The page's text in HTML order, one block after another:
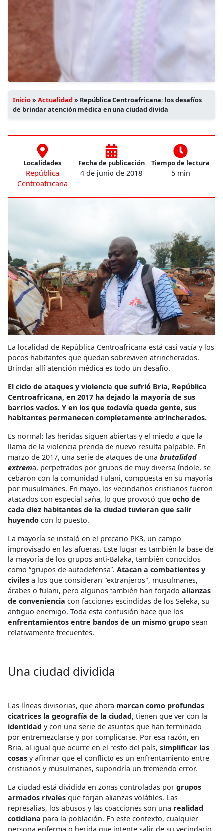
Inicio»Actualidad» República Centroafricana: los desafíos
de brindar atención médica en una ciudad divida
Localidades
República
Centroafricana
Fecha de publicación
4 de junio de 2018
Tiempo de lectura
5 min
La localidad de República Centroafricana está casi vacía y los
pocos habitantes que quedan sobreviven atrincherados.
Brindar allí atención médica es todo un desafío.
El ciclo de ataques y violencia que sufrió Bria, República
Centroafricana, en 2017 ha dejado la mayoría de sus
barrios vacíos. Y en los que todavía queda gente, sus
habitantes permanecen completamente atrincherados.
Es normal: las heridas siguen abiertas y el miedo a que la
llama de la violencia prenda de nuevo resulta palpable. En
marzo de 2017, una serie de ataques de una brutalidad
extrema, perpetrados por grupos de muy diversa índole, se
cebaron con la comunidad Fulani, compuesta en su mayoría
por musulmanes. En mayo, los vecindarios cristianos fueron
atacados con especial saña, lo que provocó que ocho de
cada diez habitantes de la ciudad tuvieran que salir
huyendo con lo puesto.
La mayoría se instaló en el precario PK3, un campo
improvisado en las afueras. Este lugar es también la base de
la mayoría de los grupos anti-Balaka, también conocidos
como “grupos de autodefensa”. Atacan a combatientes y
civiles a los que consideran "extranjeros", musulmanes,
árabes o fulani, pero algunos también han forjado alianzas
de conveniencia con facciones escindidas de los Seleka, su
antiguo enemigo. Toda esta confusión hace que los
enfrentamientos entre bandos de un mismo grupo sean
relativamente frecuentes.
Una ciudad dividida
Las líneas divisorias, que ahora marcan como profundas
cicatrices la geografía de la ciudad, tienen que ver con la
identidad y con una serie de asuntos que han terminado
por entremezclarse y por complicarse. Por esa razón, en
Bria, al igual que ocurre en el resto del país, simplificar las
cosas y afirmar que el conflicto es un enfrentamiento entre
cristianos y musulmanes, supondría un tremendo error.
La ciudad está dividida en zonas controladas por grupos
armados rivales que forjan alianzas volátiles. Las
represalias, los abusos y las coacciones son una realidad
cotidiana para la población. En este contexto, cualquier
persona enferma o herida que intente salir de su vecindario